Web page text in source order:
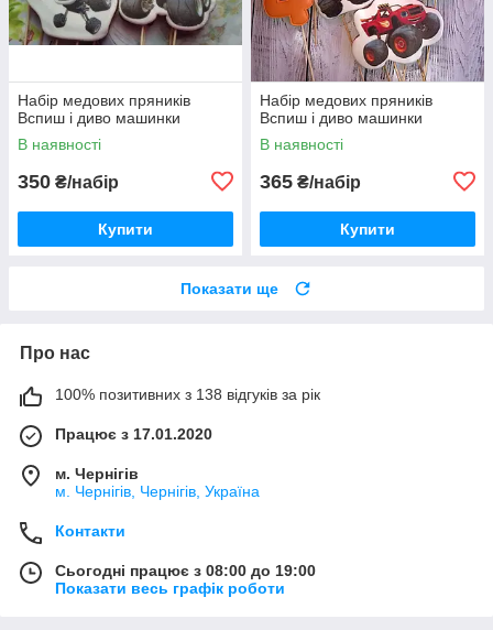
Набір медових пряників
Вспиш і диво машинки
В наявності
350 ₴/набір
Купити
Набір медових пряників
Вспиш і диво машинки
В наявності
365 ₴/набір
Купити
Показати ще
Про нас
100% позитивних з 138 відгуків за рік
Працює з 17.01.2020
м. Чернігів
м. Чернігів, Чернігів, Україна
Контакти
Сьогодні працює з 08:00 до 19:00
Показати весь графік роботи